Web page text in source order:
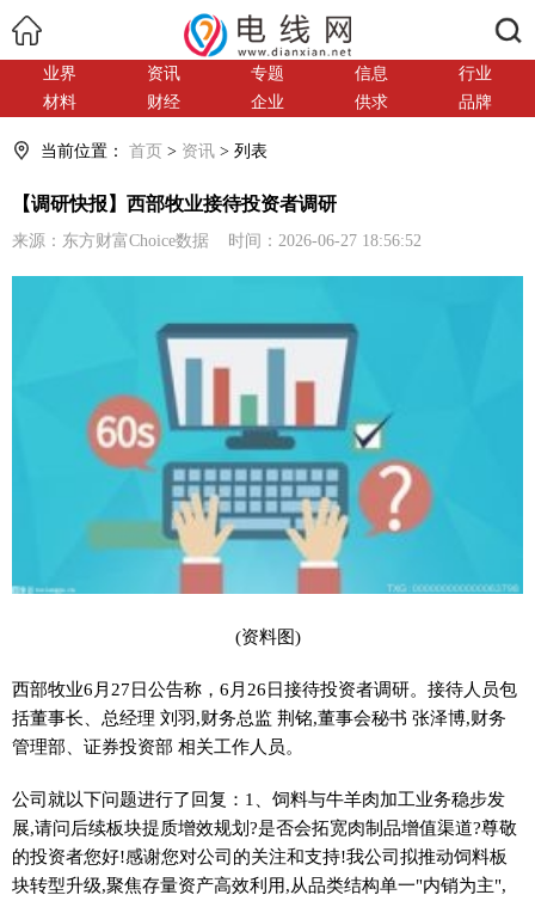
业界 资讯 专题 信息
行业
材料
财经 企业 供求 品牌
当前位置： 首页 > 资讯 > 列表
【调研快报】西部牧业接待投资者调研
来源：东方财富Choice数据 时间：2026-06-27 18:56:52
(资料图)
西部牧业6月27日公告称，6月26日接待投资者调研。接待人员包
括董事长、总经理 刘羽,财务总监 荆铭,董事会秘书 张泽博,财务
管理部、证券投资部 相关工作人员。
公司就以下问题进行了回复：1、饲料与牛羊肉加工业务稳步发
展,请问后续板块提质增效规划?是否会拓宽肉制品增值渠道?尊敬
的投资者您好!感谢您对公司的关注和支持!我公司拟推动饲料板
块转型升级,聚焦存量资产高效利用,从品类结构单一"内销为主",